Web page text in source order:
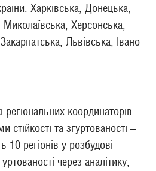
Харківська, Донецька,
Херсонська,
Львівська, Івано-
координаторів
стійкості та згуртованості –
10 регіонів у розбудові
через аналітику,